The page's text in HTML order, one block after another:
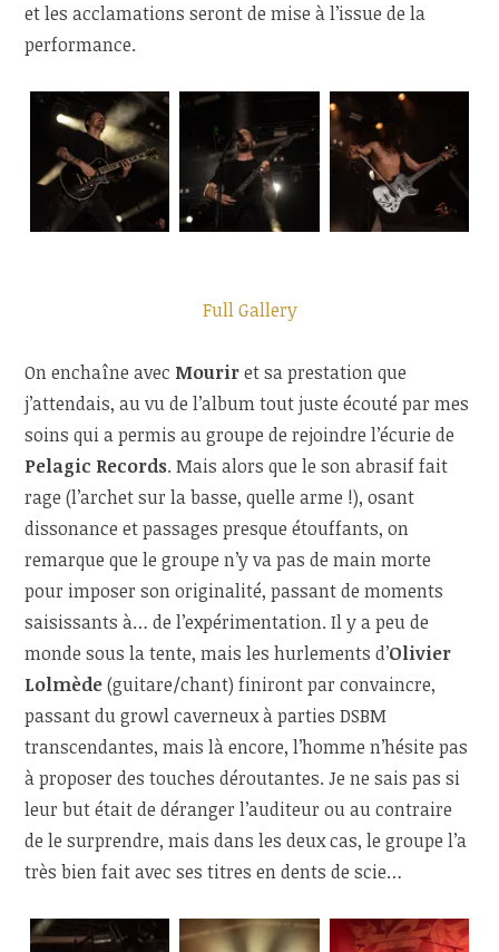
et les acclamations seront de mise à l’issue de la
performance.
Full Gallery
On enchaîne avec Mouriret sa prestation que
j’attendais, au vu de l’album tout juste écouté par mes
soins qui a permis au groupe de rejoindre l’écurie de
Pelagic Records. Mais alors que le son abrasif fait
rage (l’archet sur la basse, quelle arme !), osant
dissonance et passages presque étouffants, on
remarque que le groupe n’y va pas de main morte
pour imposer son originalité, passant de moments
saisissants à… de l’expérimentation. Il y a peu de
monde sous la tente, mais les hurlements d’Olivier
Lolmède(guitare/chant) finiront par convaincre,
passant du growl caverneux à parties DSBM
transcendantes, mais là encore, l’homme n’hésite pas
à proposer des touches déroutantes. Je ne sais pas si
leur but était de déranger l’auditeur ou au contraire
de le surprendre, mais dans les deux cas, le groupe l’a
très bien fait avec ses titres en dents de scie…